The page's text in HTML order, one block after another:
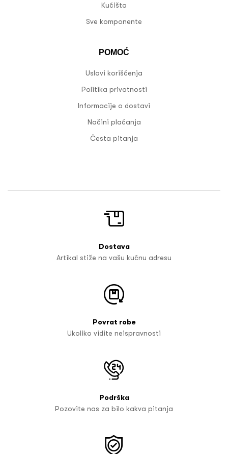
Kućišta
Sve komponente
POMOĆ
Uslovi korišćenja
Politika privatnosti
Informacije o dostavi
Načini plaćanja
Česta pitanja
Dostava
Artikal stiže na vašu kućnu adresu
Povrat robe
Ukoliko vidite neispravnosti
Podrška
Pozovite nas za bilo kakva pitanja